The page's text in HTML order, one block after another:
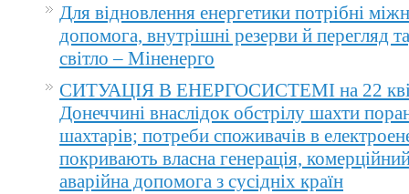
Для відновлення енергетики потрібні
допомога, внутрішні резерви й перегляд
світло – Міненерго
СИТУАЦІЯ В ЕНЕРГОСИСТЕМІ на 22
Донеччині внаслідок обстрілу шахти
шахтарів; потреби споживачів в
покривають власна генерація,
аварійна допомога з сусідніх країн